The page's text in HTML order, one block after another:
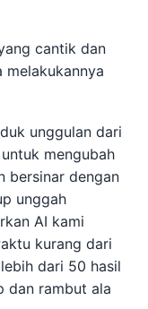
cantik dan
melakukannya
unggulan dari
mengubah
bersinar dengan
unggah
AI kami
kurang dari
dari 50 hasil
dan rambut ala